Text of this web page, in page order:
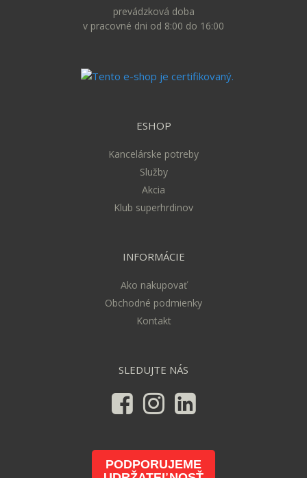
prevádzková doba
v pracovné dni od 8:00 do 16:00
ESHOP
Kancelárske potreby
Služby
Akcia
Klub superhrdinov
INFORMÁCIE
Ako nakupovať
Obchodné podmienky
Kontakt
SLEDUJTE NÁS
PODPORUJEME